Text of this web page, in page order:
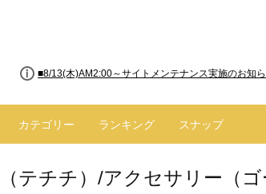
■8/13(木)AM2:00～サイトメンテナンス実施のお知
■【お知らせ】ヤマト運輸の配送遅延・停止について
カテゴリー ランキング スナップ
テチチ）/アクセサリー（ゴ